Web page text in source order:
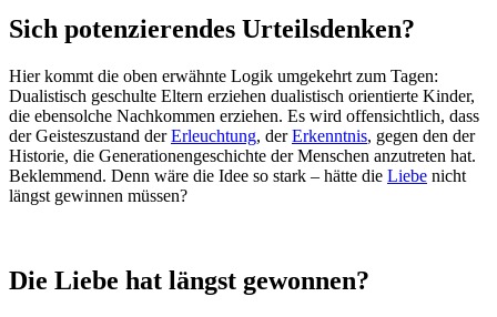
Sich potenzierendes Urteilsdenken?
Hier kommt die oben erwähnte Logik umgekehrt zum Tagen:
Dualistisch geschulte Eltern erziehen dualistisch orientierte Kinder,
die ebensolche Nachkommen erziehen. Es wird offensichtlich, dass
der Geisteszustand derErleuchtung, derErkenntnis, gegen den der
Historie, die Generationengeschichte der Menschen anzutreten hat.
Beklemmend. Denn wäre die Idee so stark – hätte die Liebe nicht
längst gewinnen müssen?
Die Liebe hat längst gewonnen?